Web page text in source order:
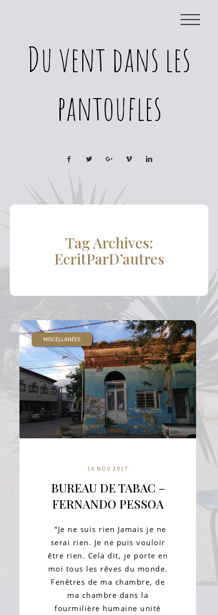
Du vent dans les
pantoufles
|||
Tag Archives:
EcritParD’autres
MISCELLANÉES
14 NOV 2017
BUREAU DE TABAC –
FERNANDO PESSOA
“Je ne suis rien Jamais je ne
serai rien. Je ne puis vouloir
être rien. Cela dit, je porte en
moi tous les rêves du monde.
Fenêtres de ma chambre, de
ma chambre dans la
fourmilière humaine unité